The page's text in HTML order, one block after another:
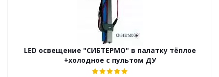
LED освещение "СИБТЕРМО" в палатку тёплое
+холодное с пультом ДУ